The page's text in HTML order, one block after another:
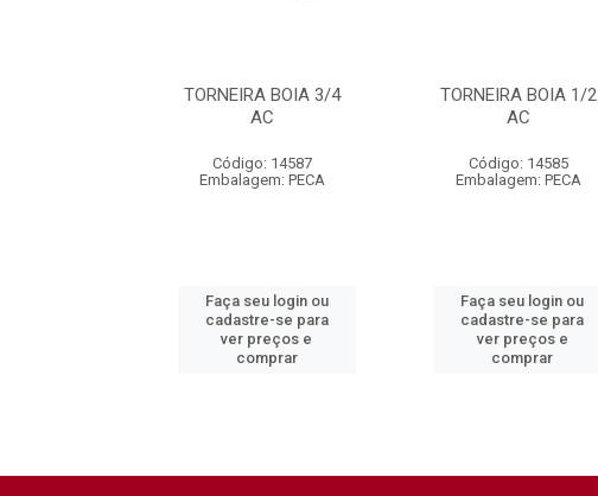
TORNEIRA BOIA 3/4
AC
Código: 14587
Embalagem: PECA
Faça seu login ou
cadastre-se para
ver preços e
comprar
TORNEIRA BOIA 1/2
AC
Código: 14585
Embalagem: PECA
Faça seu login ou
cadastre-se para
ver preços e
comprar